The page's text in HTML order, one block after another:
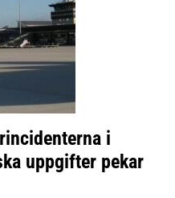
i
uppgifter pekar